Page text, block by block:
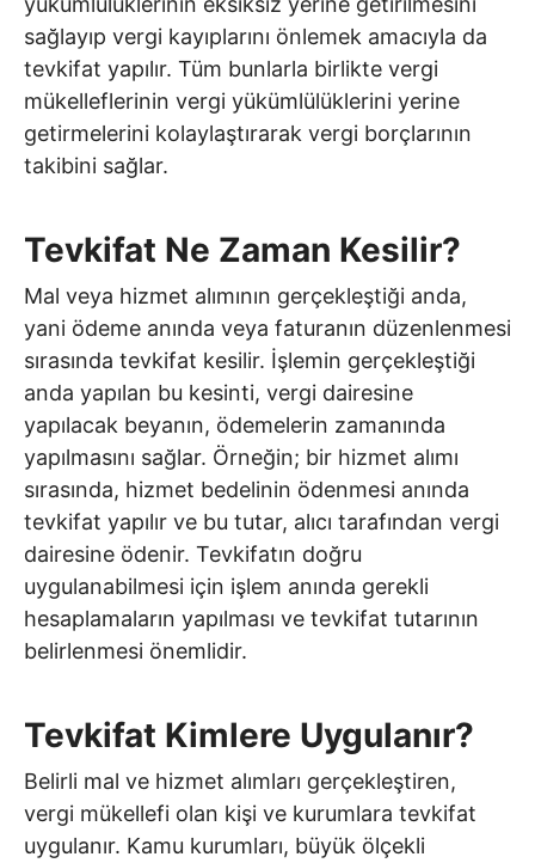
sağlayıp vergi kayıplarını önlemek amacıyla da
tevkifat yapılır. Tüm bunlarla birlikte vergi
mükelleflerinin vergi yükümlülüklerini yerine
getirmelerini kolaylaştırarak vergi borçlarının
takibini sağlar.
Tevkifat Ne Zaman Kesilir?
Mal veya hizmet alımının gerçekleştiği anda,
yani ödeme anında veya faturanın düzenlenmesi
sırasında tevkifat kesilir. İşlemin gerçekleştiği
anda yapılan bu kesinti, vergi dairesine
yapılacak beyanın, ödemelerin zamanında
yapılmasını sağlar. Örneğin; bir hizmet alımı
sırasında, hizmet bedelinin ödenmesi anında
tevkifat yapılır ve bu tutar, alıcı tarafından vergi
dairesine ödenir. Tevkifatın doğru
uygulanabilmesi için işlem anında gerekli
hesaplamaların yapılması ve tevkifat tutarının
belirlenmesi önemlidir.
Tevkifat Kimlere Uygulanır?
Belirli mal ve hizmet alımları gerçekleştiren,
vergi mükellefi olan kişi ve kurumlara tevkifat
uygulanır. Kamu kurumları, büyük ölçekli